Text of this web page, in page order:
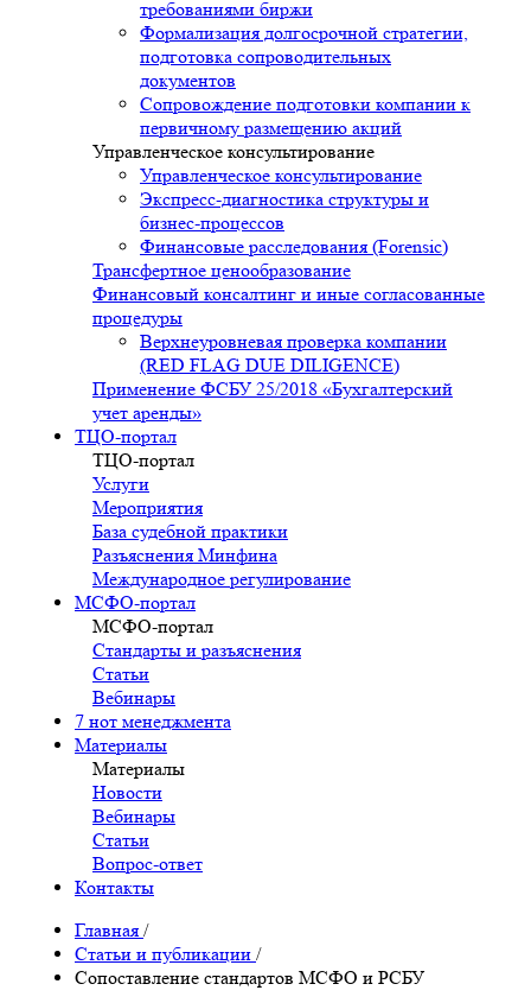
требованиями биржи
Формализация долгосрочной стратегии,
подготовка сопроводительных
документов
Сопровождение подготовки компании к
первичному размещению акций
Управленческое консультирование
Управленческое консультирование
Экспресс-диагностика структуры и
бизнес-процессов
Финансовые расследования (Forensic)
Трансфертное ценообразование
Финансовый консалтинг и иные согласованные
процедуры
Верхнеуровневая проверка компании
(RED FLAG DUE DILIGENCE)
Применение ФСБУ 25/2018 «Бухгалтерский
учет аренды»
ТЦО-портал
ТЦО-портал
Услуги
Мероприятия
База судебной практики
Разъяснения Минфина
Международное регулирование
МСФО-портал
МСФО-портал
Стандарты и разъяснения
Статьи
Вебинары
7 нот менеджмента
Материалы
Материалы
Новости
Вебинары
Статьи
Вопрос-ответ
Контакты
Главная /
Статьи и публикации /
Сопоставление стандартов МСФО и РСБУ